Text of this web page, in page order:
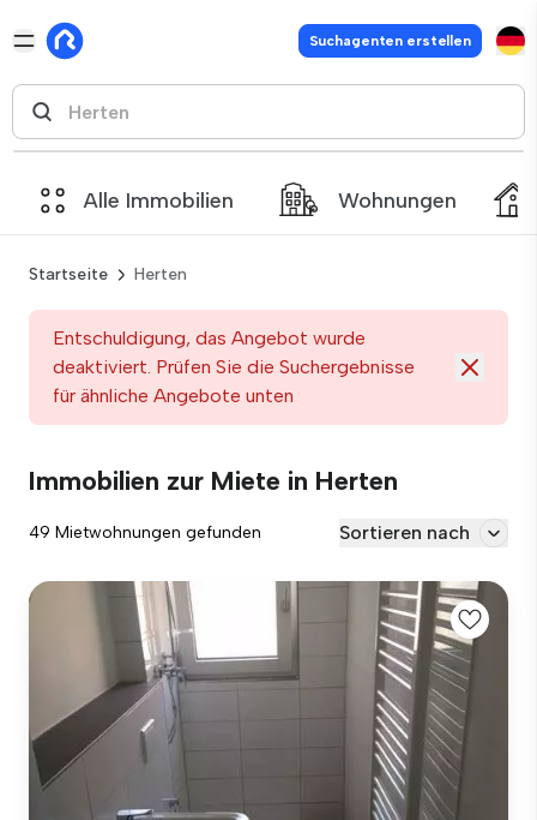
Suchagenten erstellen
Alle Immobilien Wohnungen
Startseite Herten
Entschuldigung, das Angebot wurde
deaktiviert. Prüfen Sie die Suchergebnisse
für ähnliche Angebote unten
Immobilien zur Miete in Herten
49 Mietwohnungen gefunden Sortieren nach